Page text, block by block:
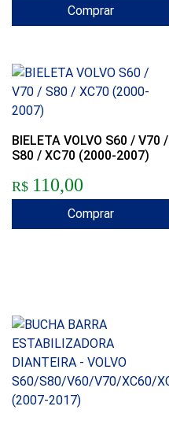
Comprar
BIELETA VOLVO S60 / V70 /
S80 / XC70 (2000-2007)
R$ 110,00
Comprar